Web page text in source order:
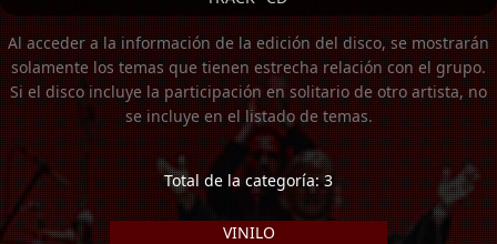
Al acceder a la información de la edición del disco, se mostrarán
solamente los temas que tienen estrecha relación con el grupo.
Si el disco incluye la participación en solitario de otro artista, no
se incluye en el listado de temas.
Total de la categoría: 3
VINILO